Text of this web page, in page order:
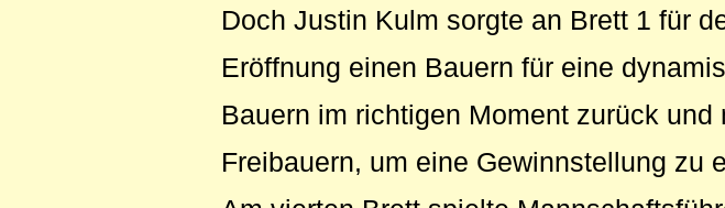
Doch Justin Kulm sorgte an Brett 1 für
Eröffnung einen Bauern für eine
Bauern im richtigen Moment zurück
Freibauern, um eine Gewinnstellung zu